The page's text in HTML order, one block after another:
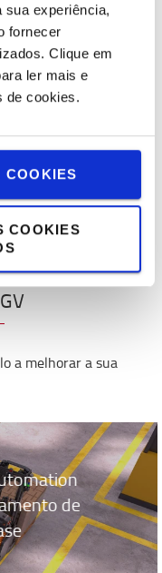
sua experiência,
fornecer
Clique em
ler mais e
de cookies.
COOKIES
COOKIES
com
mais eficientes
de CO2. Com a
automático, os
rapidamente entre
ou salas de carga,
a melhorar a sua
de